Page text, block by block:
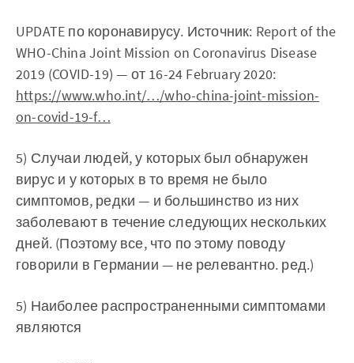
UPDATE по коронавирусу. Источник: Report of the
WHO-China Joint Mission on Coronavirus Disease
2019 (COVID-19) — от 16-24 February 2020:
https://www.who.int/…/who-china-joint-mission-
on-covid-19-f…
5) Случаи людей, у которых был обнаружен
вирус и у которых в то время не было
симптомов, редки — и большинство из них
заболевают в течение следующих нескольких
дней. (Поэтому все, что по этому поводу
говорили в Германии — не релевантно. ред.)
5) Наиболее распространенными симптомами
являются